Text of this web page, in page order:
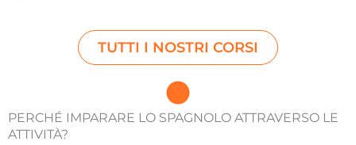
TUTTI I NOSTRI CORSI
PERCHÉ IMPARARE LO SPAGNOLO ATTRAVERSO LE
ATTIVITÀ?